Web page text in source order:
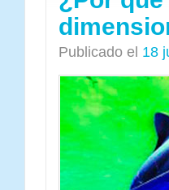
Publicado el 18